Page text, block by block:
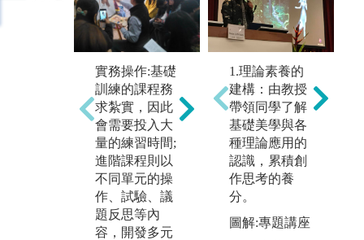
實務操作:基礎
訓練的課程務
求紮實，因此
會需要投入大
量的練習時間;
進階課程則以
不同單元的操
作、試驗、議
題反思等內
容，開發多元
討論與表述:不
論是理論課程
還是創作課
程，皆重於思
想的激盪與個
人觀點的陳
述，教師引
導、掌握課程
運作，討論分
享令學生學習
1.理論素養的
建構：由教授
帶領同學了解
基礎美學與各
種理論應用的
認識，累積創
作思考的養
分。
圖解:專題講座